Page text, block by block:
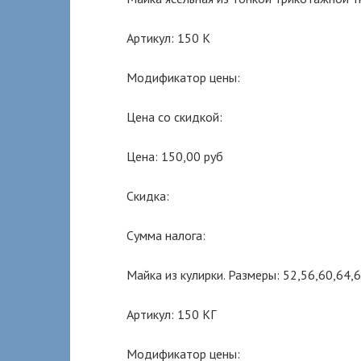
Артикул: 150 К
Модификатор цены:
Цена со скидкой:
Цена: 150,00 руб
Скидка:
Сумма налога:
Майка из кулирки. Размеры:
Артикул: 150 КГ
Модификатор цены: